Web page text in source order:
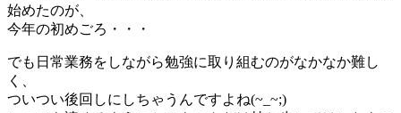
始めたのが、
今年の初めごろ・・・
でも日常業務をしながら勉強に取り組むのがなかなか難し
く、
ついつい後回しにしちゃうんですよね(~_~;)